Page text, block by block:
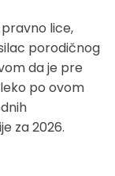
lice,
porodičnog
da je pre
po ovom
za 2026.